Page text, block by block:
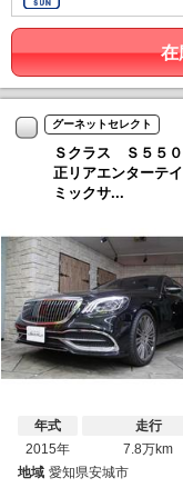
在
グーネットセレクト
Ｓクラス Ｓ５
正リアエンターテ
ミックサ...
年式
2015年
走行
7.8万km
地域 愛知県安城市